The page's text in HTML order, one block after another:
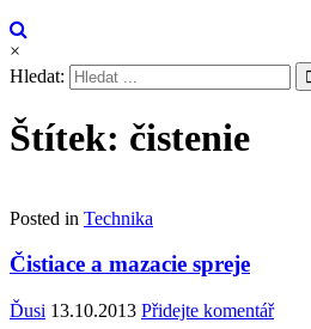
×
Hledat:
Štítek: čistenie
Posted in Technika
Čistiace a mazacie spreje
Ďusi 13.10.2013 Přidejte komentář